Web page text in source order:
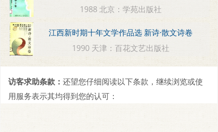
1988 北京：学苑出版社
江西新时期十年文学作品选 新诗·散文诗卷
1990 天津：百花文艺出版社
访客求助条款： 还望您仔细阅读以下条款，继续浏览或使
用服务表示其均得到您的认可：